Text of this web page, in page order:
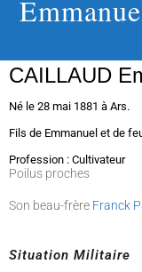
CAILLAUD
Né le 28 mai 1881 à Ars.
Fils de Emmanuel et de
Profession : Cultivateur
Poilus proches
Son beau-frère Franck
Situation Militaire